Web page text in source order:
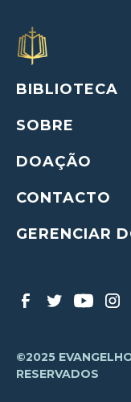
BIBLIOTECA
SOBRE
DOAÇÃO
CONTACTO
GERENCIAR
©2025
RESERVADOS